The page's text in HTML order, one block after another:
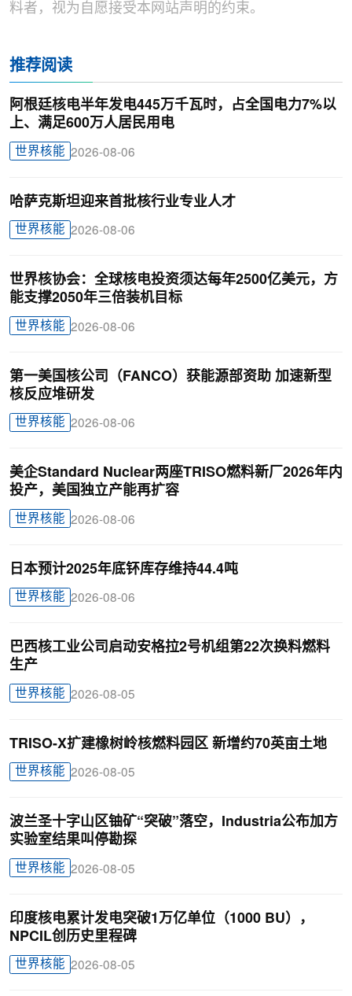
料者，视为自愿接受本网站声明的约束。
推荐阅读
阿根廷核电半年发电445万千瓦时，占全国电力7%以
上、满足600万人居民用电
世界核能 2026-08-06
哈萨克斯坦迎来首批核行业专业人才
世界核能 2026-08-06
世界核协会：全球核电投资须达每年2500亿美元，方
能支撑2050年三倍装机目标
世界核能 2026-08-06
第一美国核公司（FANCO）获能源部资助 加速新型
核反应堆研发
世界核能 2026-08-06
美企Standard Nuclear两座TRISO燃料新厂2026年内
投产，美国独立产能再扩容
世界核能 2026-08-06
日本预计2025年底钚库存维持44.4吨
世界核能 2026-08-06
巴西核工业公司启动安格拉2号机组第22次换料燃料
生产
世界核能 2026-08-05
TRISO-X扩建橡树岭核燃料园区 新增约70英亩土地
世界核能 2026-08-05
波兰圣十字山区铀矿“突破”落空，Industria公布加方
实验室结果叫停勘探
世界核能 2026-08-05
印度核电累计发电突破1万亿单位（1000 BU），
NPCIL创历史里程碑
世界核能 2026-08-05